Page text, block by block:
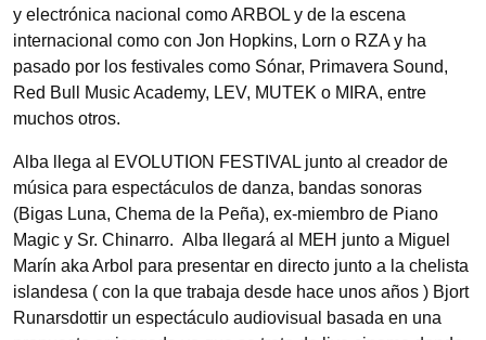
y electrónica nacional como ARBOL y de la escena
internacional como con Jon Hopkins, Lorn o RZA y ha
pasado por los festivales como Sónar, Primavera Sound,
Red Bull Music Academy, LEV, MUTEK o MIRA, entre
muchos otros.
Alba llega al EVOLUTION FESTIVAL junto al creador de
música para espectáculos de danza, bandas sonoras
(Bigas Luna, Chema de la Peña), ex-miembro de Piano
Magic y Sr. Chinarro. Alba llegará al MEH junto a Miguel
Marín aka Arbol para presentar en directo junto a la chelista
islandesa ( con la que trabaja desde hace unos años ) Bjort
Runarsdottir un espectáculo audiovisual basada en una